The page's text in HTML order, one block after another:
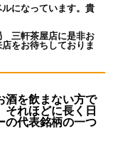
になっています。貴
三軒茶屋店に是非お
をお待ちしておりま
酒を飲まない方で
それほどに長く日
の代表銘柄の一つ